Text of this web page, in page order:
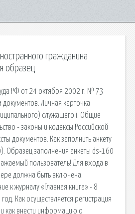
гражданина
образец
РФ от 24 октября 2002 г. № 73
Личная карточка
служащего i. Общие
- законы и кодексы Российской
документов. Как заполнить анкету
Образец заполнения анкеты ds-160
пользователь! Для входа в
должна быть включена.
к журналу «Главная книга» - 8
Как осуществляется регистрация
как внести информацию о